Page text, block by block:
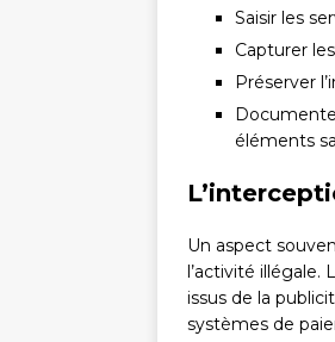
Saisir les
Capturer
Préserver
éléments
Un aspect
l’activité illégale.
issus de la
systèmes de